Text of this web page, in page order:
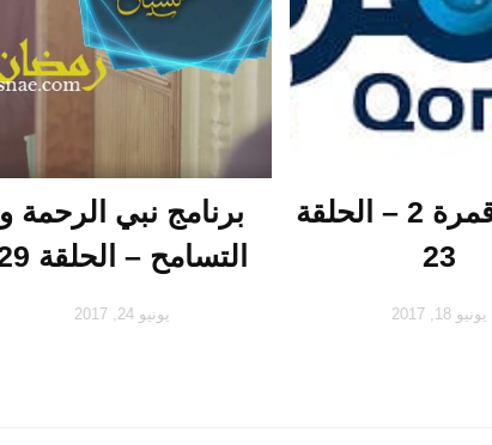
برنامج نبي الرحمة و
التسامح – الحلقة 29
يونيو 24, 2017
برنامج قمرة 2 – الحلقة
23
يونيو 18, 2017